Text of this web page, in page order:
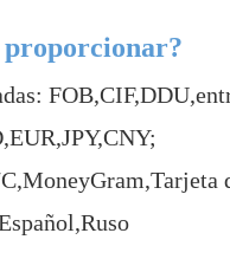
proporcionar?